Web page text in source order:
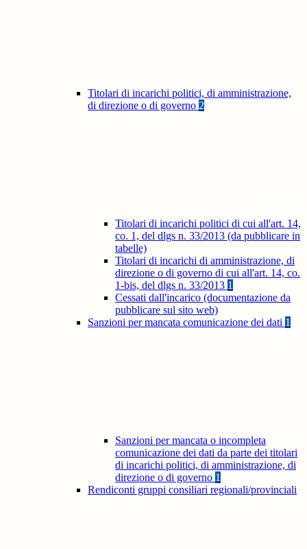
Titolari di incarichi politici, di amministrazione,
di direzione o di governo 2
Titolari di incarichi politici di cui all'art. 14,
co. 1, del dlgs n. 33/2013 (da pubblicare in
tabelle)
Titolari di incarichi di amministrazione, di
direzione o di governo di cui all'art. 14, co.
1-bis, del dlgs n. 33/2013 1
Cessati dall'incarico (documentazione da
pubblicare sul sito web)
Sanzioni per mancata comunicazione dei dati 1
Sanzioni per mancata o incompleta
comunicazione dei dati da parte dei titolari
di incarichi politici, di amministrazione, di
direzione o di governo 1
Rendiconti gruppi consiliari regionali/provinciali